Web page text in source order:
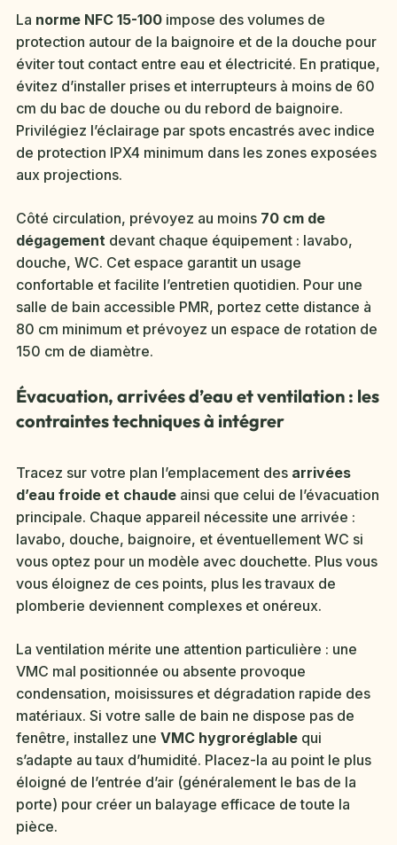
La norme NFC 15-100 impose des volumes de
protection autour de la baignoire et de la douche pour
éviter tout contact entre eau et électricité. En pratique,
évitez d’installer prises et interrupteurs à moins de 60
cm du bac de douche ou du rebord de baignoire.
Privilégiez l’éclairage par spots encastrés avec indice
de protection IPX4 minimum dans les zones exposées
aux projections.
Côté circulation, prévoyez au moins 70 cm de
dégagement devant chaque équipement : lavabo,
douche, WC. Cet espace garantit un usage
confortable et facilite l’entretien quotidien. Pour une
salle de bain accessible PMR, portez cette distance à
80 cm minimum et prévoyez un espace de rotation de
150 cm de diamètre.
Évacuation, arrivées d’eau et ventilation : les
contraintes techniques à intégrer
Tracez sur votre plan l’emplacement des arrivées
d’eau froide et chaude ainsi que celui de l’évacuation
principale. Chaque appareil nécessite une arrivée :
lavabo, douche, baignoire, et éventuellement WC si
vous optez pour un modèle avec douchette. Plus vous
vous éloignez de ces points, plus les travaux de
plomberie deviennent complexes et onéreux.
La ventilation mérite une attention particulière : une
VMC mal positionnée ou absente provoque
condensation, moisissures et dégradation rapide des
matériaux. Si votre salle de bain ne dispose pas de
fenêtre, installez une VMC hygroréglable qui
s’adapte au taux d’humidité. Placez-la au point le plus
éloigné de l’entrée d’air (généralement le bas de la
porte) pour créer un balayage efficace de toute la
pièce.